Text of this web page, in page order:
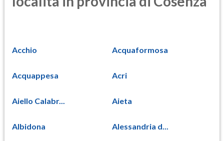
Acchio Acquaformosa
Acquappesa Acri
Aiello Calabr... Aieta
Albidona Alessandria d...